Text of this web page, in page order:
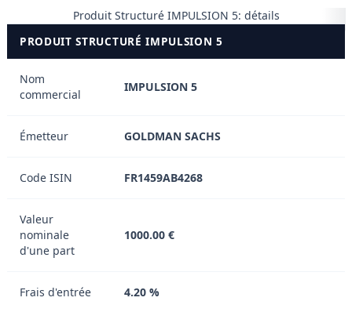
Produit Structuré IMPULSION 5: détails
PRODUIT STRUCTURÉ IMPULSION 5
Nom
commercial
IMPULSION 5
Émetteur GOLDMAN SACHS
Code ISIN FR1459AB4268
Valeur
nominale
d'une part
1000.00 €
Frais d'entrée 4.20 %